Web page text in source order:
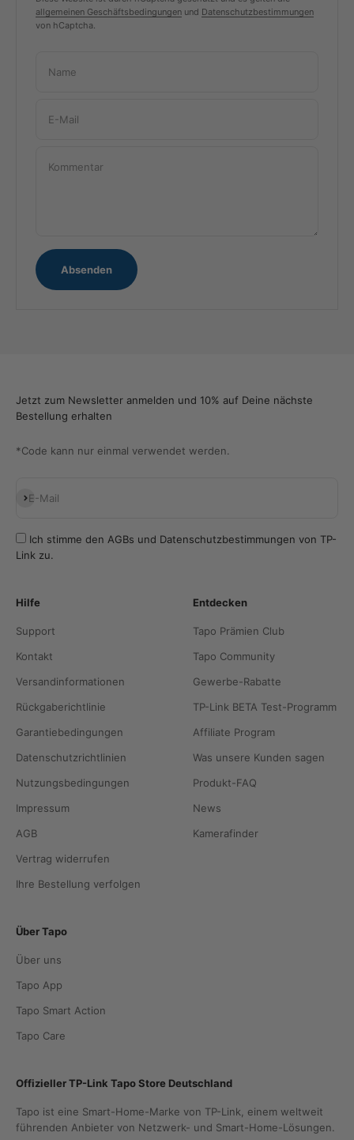
allgemeinen Geschäftsbedingungen und Datenschutzbestimmungen
von hCaptcha.
Name
E-Mail
Kommentar
Absenden
Jetzt zum Newsletter anmelden und 10% auf Deine nächste
Bestellung erhalten
*Code kann nur einmal verwendet werden.
E-Mail
Abonnieren
Ich stimme den AGBs und Datenschutzbestimmungen von TP-
Link zu.
Hilfe
Support
Kontakt
Versandinformationen
Rückgaberichtlinie
Garantiebedingungen
Datenschutzrichtlinien
Nutzungsbedingungen
Impressum
AGB
Vertrag widerrufen
Ihre Bestellung verfolgen
Entdecken
Tapo Prämien Club
Tapo Community
Gewerbe-Rabatte
TP-Link BETA Test-Programm
Affiliate Program
Was unsere Kunden sagen
Produkt-FAQ
News
Kamerafinder
Über Tapo
Über uns
Tapo App
Tapo Smart Action
Tapo Care
Offizieller TP-Link Tapo Store Deutschland
Tapo ist eine Smart-Home-Marke von TP-Link, einem weltweit
führenden Anbieter von Netzwerk- und Smart-Home-Lösungen.